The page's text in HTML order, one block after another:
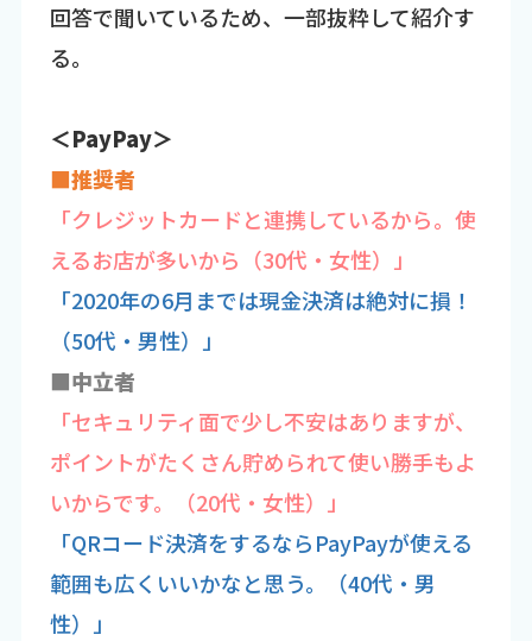
回答で聞いているため、一部抜粋して紹介す
る。
＜PayPay＞
■推奨者
「クレジットカードと連携しているから。使
えるお店が多いから（30代・女性）」
「2020年の6月までは現金決済は絶対に損！
（50代・男性）」
■中立者
「セキュリティ面で少し不安はありますが、
ポイントがたくさん貯められて使い勝手もよ
いからです。（20代・女性）」
「QRコード決済をするならPayPayが使える
範囲も広くいいかなと思う。（40代・男
性）」